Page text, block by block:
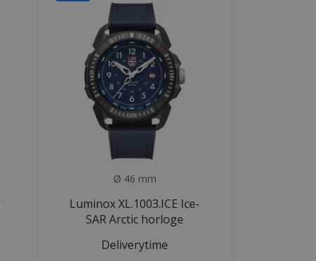
Ø 46 mm
Luminox XL.1003.ICE Ice-
SAR Arctic horloge
Deliverytime